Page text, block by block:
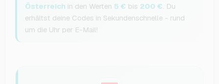
Österreich in den Werten 5 € bis 200 € . Du
erhältst deine Codes in Sekundenschnelle - rund
um die Uhr per E-Mail!